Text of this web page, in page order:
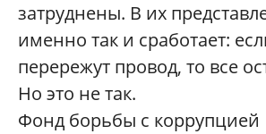
затруднены. В их
именно так и сработает:
перережут провод, то все
Но это не так.
Фонд борьбы с коррупцией